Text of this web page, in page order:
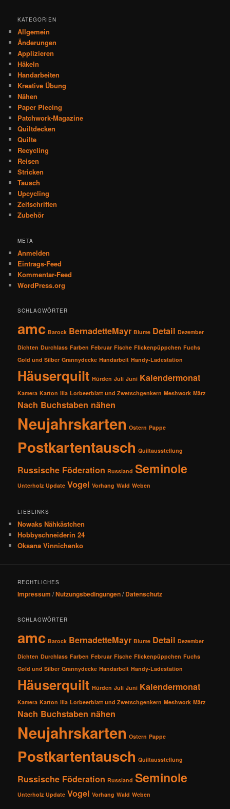
KATEGORIEN
Allgemein
Änderungen
Applizieren
Häkeln
Handarbeiten
Kreative Übung
Nähen
Paper Piecing
Patchwork-Magazine
Quiltdecken
Quilte
Recycling
Reisen
Stricken
Tausch
Upcycling
Zeitschriften
Zubehör
META
Anmelden
Eintrags-Feed
Kommentar-Feed
WordPress.org
SCHLAGWÖRTER
amc Barock BernadetteMayr Blume Detail Dezember
Dichten Durchlass Farben Februar Fische Flickenpüppchen Fuchs
Gold und Silber Grannydecke Handarbeit Handy-Ladestation
Häuserquilt Hürden Juli Juni Kalendermonat
Kamera Karton lila Lorbeerblatt und Zwetschgenkern Meshwork März
Nach Buchstaben nähen
Neujahrskarten Ostern Pappe
Postkartentausch Quiltausstellung
Russische Föderation Russland Seminole
Unterholz Update Vogel Vorhang Wald Weben
LIEBLINKS
Nowaks Nähkästchen
Hobbyschneiderin 24
Oksana Vinnichenko
RECHTLICHES
Impressum /Nutzungsbedingungen/Datenschutz
SCHLAGWÖRTER
amc Barock BernadetteMayr Blume Detail Dezember
Dichten Durchlass Farben Februar Fische Flickenpüppchen Fuchs
Gold und Silber Grannydecke Handarbeit Handy-Ladestation
Häuserquilt Hürden Juli Juni Kalendermonat
Kamera Karton lila Lorbeerblatt und Zwetschgenkern Meshwork März
Nach Buchstaben nähen
Neujahrskarten Ostern Pappe
Postkartentausch Quiltausstellung
Russische Föderation Russland Seminole
Unterholz Update Vogel Vorhang Wald Weben